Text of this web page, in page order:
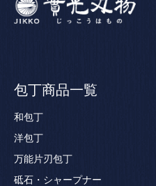
包丁商品一覧
和包丁
洋包丁
万能片刃包丁
砥石・シャープナー